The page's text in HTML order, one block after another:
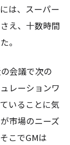
は、スーパー
え、十数時間
。
会議で次の
レーションワ
いることに気
市場のニーズ
こでGMは